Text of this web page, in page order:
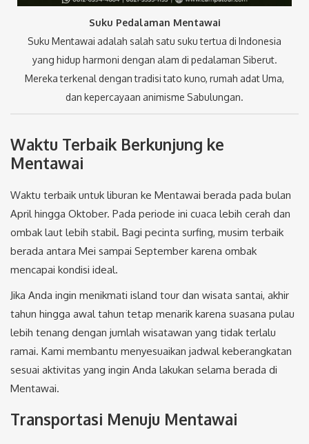
Suku Pedalaman Mentawai
Suku Mentawai adalah salah satu suku tertua di Indonesia
yang hidup harmoni dengan alam di pedalaman Siberut.
Mereka terkenal dengan tradisi tato kuno, rumah adat Uma,
dan kepercayaan animisme Sabulungan.
Waktu Terbaik Berkunjung ke
Mentawai
Waktu terbaik untuk liburan ke Mentawai berada pada bulan
April hingga Oktober. Pada periode ini cuaca lebih cerah dan
ombak laut lebih stabil. Bagi pecinta surfing, musim terbaik
berada antara Mei sampai September karena ombak
mencapai kondisi ideal.
Jika Anda ingin menikmati island tour dan wisata santai, akhir
tahun hingga awal tahun tetap menarik karena suasana pulau
lebih tenang dengan jumlah wisatawan yang tidak terlalu
ramai. Kami membantu menyesuaikan jadwal keberangkatan
sesuai aktivitas yang ingin Anda lakukan selama berada di
Mentawai.
Transportasi Menuju Mentawai